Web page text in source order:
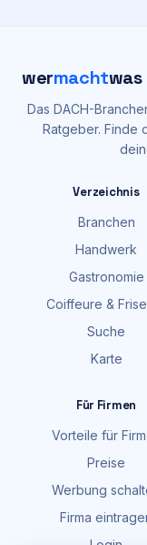
wermachtwas
Das DACH-
Ratgeber. Finde
Verzeichnis
Branchen
Handwerk
Gastronomie
Coiffeure &
Suche
Karte
Für Firmen
Vorteile für
Preise
Werbung
Firma